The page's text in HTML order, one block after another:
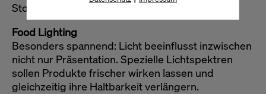
Storestrukturen.
Food Lighting
Besonders spannend: Licht beeinflusst inzwischen
nicht nur Präsentation. Spezielle Lichtspektren
sollen Produkte frischer wirken lassen und
gleichzeitig ihre Haltbarkeit verlängern.